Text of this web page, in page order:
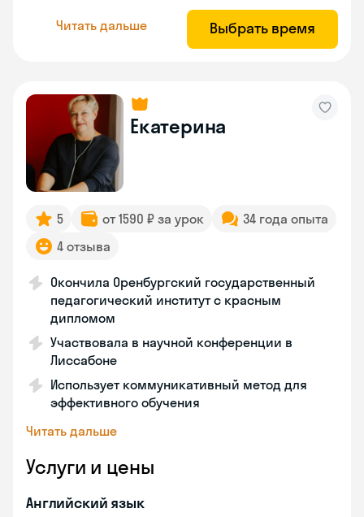
Читать дальше Выбрать время
Екатерина
5 от 1590 ₽ за урок
34 года опыта
4 отзыва
Окончила Оренбургский государственный
педагогический институт с красным
дипломом
Участвовала в научной конференции в
Лиссабоне
Использует коммуникативный метод для
эффективного обучения
Читать дальше
Услуги и цены
Английский язык